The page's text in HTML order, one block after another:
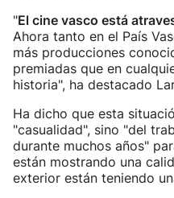
"El cine vasco está
Ahora tanto en el País
más producciones
premiadas que en
historia", ha destacado
Ha dicho que esta
"casualidad", sino "del
durante muchos años"
están mostrando una
exterior están teniendo